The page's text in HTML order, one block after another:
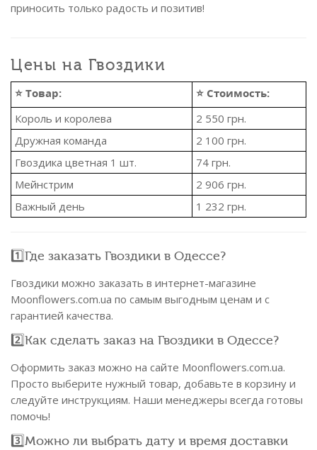
приносить только радость и позитив!
Цены на Гвоздики
⭐ Товар:
⭐ Стоимость:
Король и королева
2 550 грн.
Дружная команда
2 100 грн.
Гвоздика цветная 1 шт.
74 грн.
Мейнстрим
2 906 грн.
Важный день
1 232 грн.
1️⃣Где заказать Гвоздики в Одессе?
Гвоздики можно заказать в интернет-магазине
Moonflowers.com.ua по самым выгодным ценам и с
гарантией качества.
2️⃣Как сделать заказ на Гвоздики в Одессе?
Оформить заказ можно на сайте Moonflowers.com.ua.
Просто выберите нужный товар, добавьте в корзину и
следуйте инструкциям. Наши менеджеры всегда готовы
помочь!
3️⃣Можно ли выбрать дату и время доставки